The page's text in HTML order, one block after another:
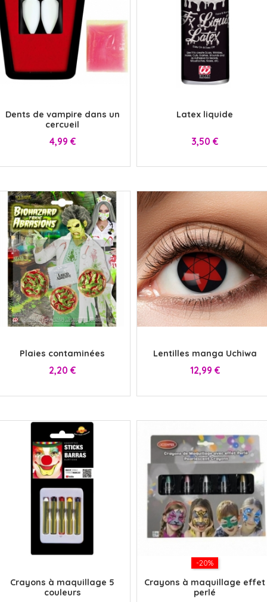
Dents de vampire dans un
cercueil
Prix
4,99 €
Latex liquide
Prix
3,50 €
Plaies contaminées
Prix
2,20 €
Lentilles manga Uchiwa
Prix
12,99 €
Crayons à maquillage 5
couleurs
-20%
Crayons à maquillage effet
perlé